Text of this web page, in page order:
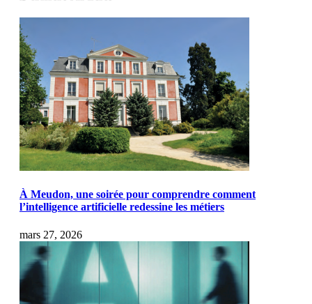
À Meudon, une soirée pour comprendre comment
l’intelligence artificielle redessine les métiers
mars 27, 2026